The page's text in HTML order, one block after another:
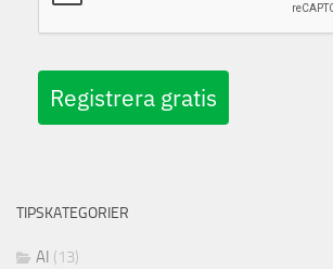
Registrera gratis
TIPSKATEGORIER
AI (13)